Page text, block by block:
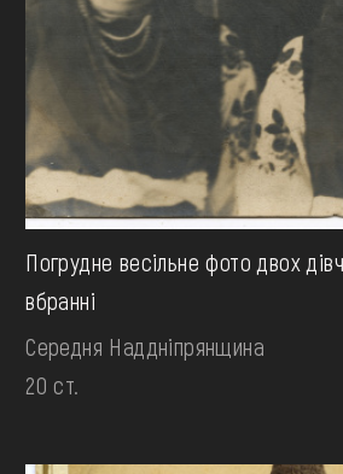
Погрудне весільне фото двох
вбранні
Середня Наддніпрянщина
20 ст.